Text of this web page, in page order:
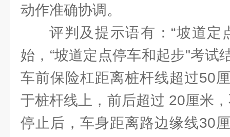
动作准确协调。
评判及提示语有：“坡道定
始，“坡道定点停车和起步"考试
车前保险杠距离桩杆线超过50
于桩杆线上，前后超过 20厘米
停止后，车身距离路边缘线30